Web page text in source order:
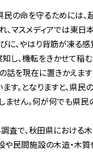
の命を守るためには
、マスメディアでは東
に、やはり背筋が凍る感
し、機転をきかせて稲
話を現在に置きかえま
す。となりますと、県
せん。何が何でも県民
査で、秋田県における
や民間施設の木造・